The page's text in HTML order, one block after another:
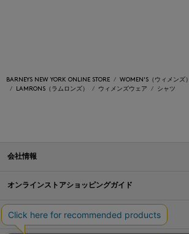
BARNEYS NEW YORK ONLINE STORE
WOMEN'S（ウィメンズ）
LAMRONS（ラムロンズ）
ウィメンズウェア シャツ
会社情報
オンラインストアショッピングガイド
店舗情報